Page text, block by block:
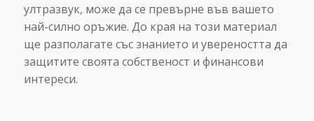
ултразвук, може да се превърне във вашето
най-силно оръжие. До края на този материал
ще разполагате със знанието и увереността да
защитите своята собственост и финансови
интереси.